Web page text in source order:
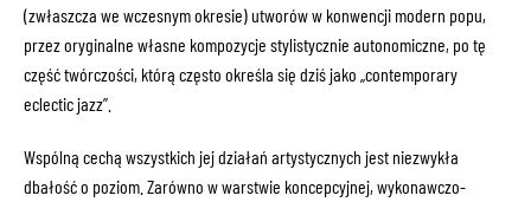
(zwłaszcza we wczesnym okresie) utworów w konwencji modern popu,
przez oryginalne własne kompozycje stylistycznie autonomiczne, po tę
część twórczości, którą często określa się dziś jako „contemporary
eclectic jazz”.
Wspólną cechą wszystkich jej działań artystycznych jest niezwykła
dbałość o poziom. Zarówno w warstwie koncepcyjnej, wykonawczo-